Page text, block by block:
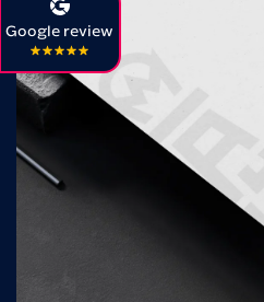
Google review